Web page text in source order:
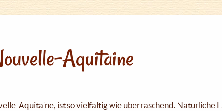
Aquitaine
Aquitaine, ist so vielfältig wie überraschend. Natürliche